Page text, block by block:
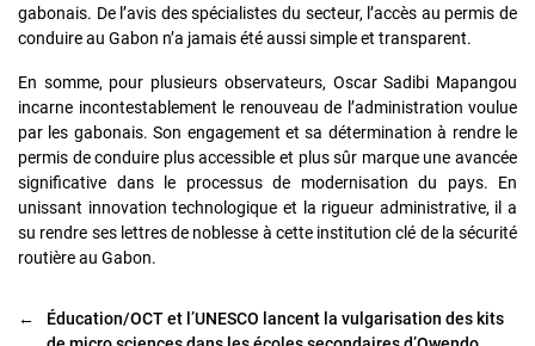
gabonais. De l’avis des spécialistes du secteur, l’accès au permis de
conduire au Gabon n’a jamais été aussi simple et transparent.
En somme, pour plusieurs observateurs, Oscar Sadibi Mapangou
incarne incontestablement le renouveau de l’administration voulue
par les gabonais. Son engagement et sa détermination à rendre le
permis de conduire plus accessible et plus sûr marque une avancée
significative dans le processus de modernisation du pays. En
unissant innovation technologique et la rigueur administrative, il a
su rendre ses lettres de noblesse à cette institution clé de la sécurité
routière au Gabon.
←
Éducation/OCT et l’UNESCO lancent la vulgarisation des kits